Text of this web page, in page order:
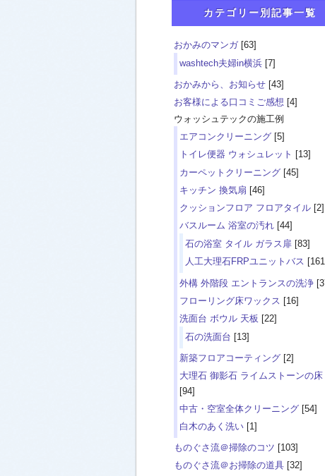
カテゴリー別記事一覧
おかみのマンガ[63]
washtech夫婦in横浜 [7]
おかみから、お知らせ [43]
お客様による口コミご感想 [4]
ウォッシュテックの施工例
エアコンクリーニング [5]
トイレ便器 ウォシュレット [13]
カーペットクリーニング [45]
キッチン 換気扇 [46]
クッションフロア フロアタイル [2]
バスルーム 浴室の汚れ [44]
石の浴室 タイル ガラス扉 [83]
人工大理石FRPユニットバス
外構 外階段 エントランスの洗浄
フローリング床ワックス [16]
洗面台 ボウル 天板 [22]
石の洗面台 [13]
新築フロアコーティング [2]
大理石 御影石 ライムストーンの床
[94]
中古・空室全体クリーニング [54]
白木のあく洗い [1]
ものぐさ流＠掃除のコツ [103]
ものぐさ流＠お掃除の道具 [32]